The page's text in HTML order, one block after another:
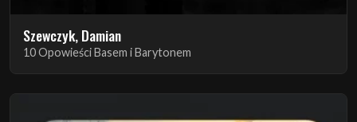
Szewczyk, Damian
10 Opowieści Basem i Barytonem